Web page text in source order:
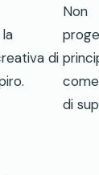
di
Non
di